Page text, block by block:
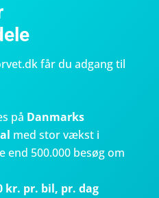
får du adgang til
på Danmarks
med stor vækst i
end 500.000 besøg om
kr. pr. bil, pr. dag